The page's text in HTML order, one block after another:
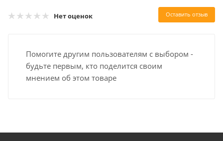
Нет оценок Оставить отзыв
Помогите другим пользователям с выбором -
будьте первым, кто поделится своим
мнением об этом товаре